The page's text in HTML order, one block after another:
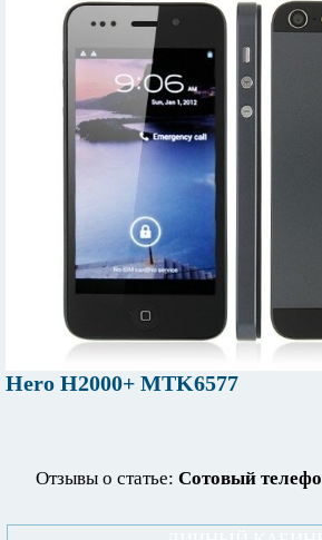
Hero H2000+ MTK6577
Отзывы о статье: Сотовый